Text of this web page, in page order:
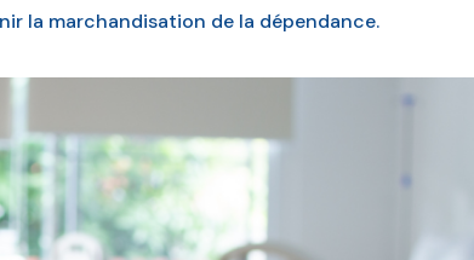
la marchandisation de la dépendance.